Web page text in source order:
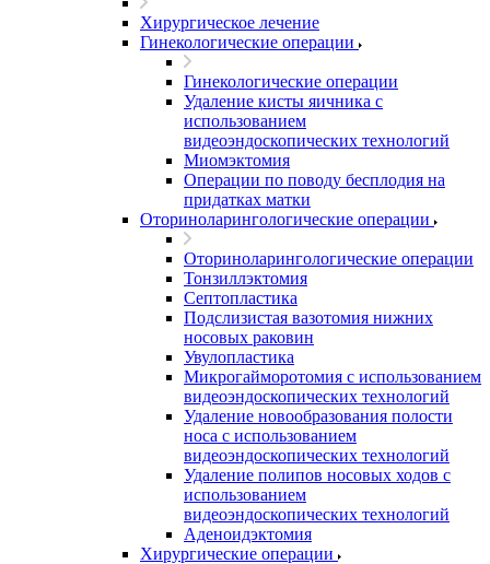
Хирургическое лечение
Гинекологические операции
Гинекологические операции
Удаление кисты яичника с
использованием
видеоэндоскопических технологий
Миомэктомия
Операции по поводу бесплодия на
придатках матки
Оториноларингологические операции
Оториноларингологические операции
Тонзиллэктомия
Септопластика
Подслизистая вазотомия нижних
носовых раковин
Увулопластика
Микрогайморотомия с использованием
видеоэндоскопических технологий
Удаление новообразования полости
носа с использованием
видеоэндоскопических технологий
Удаление полипов носовых ходов с
использованием
видеоэндоскопических технологий
Аденоидэктомия
Хирургические операции